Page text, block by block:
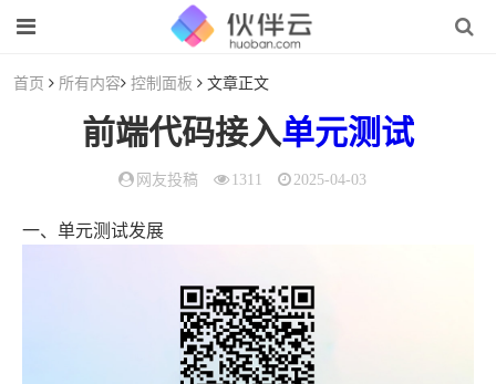
首页 所有内容 控制面板 文章正文
前端代码接入单元测试
网友投稿 1311 2025-04-03
一、单元测试发展